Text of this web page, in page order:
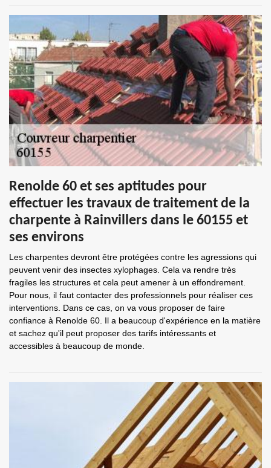
Renolde 60 et ses aptitudes pour
effectuer les travaux de traitement de la
charpente à Rainvillers dans le 60155 et
ses environs
Les charpentes devront être protégées contre les agressions qui
peuvent venir des insectes xylophages. Cela va rendre très
fragiles les structures et cela peut amener à un effondrement.
Pour nous, il faut contacter des professionnels pour réaliser ces
interventions. Dans ce cas, on va vous proposer de faire
confiance à Renolde 60. Il a beaucoup d'expérience en la matière
et sachez qu'il peut proposer des tarifs intéressants et
accessibles à beaucoup de monde.